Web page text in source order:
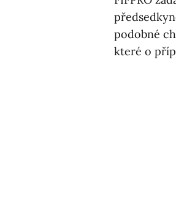
podobné
které o